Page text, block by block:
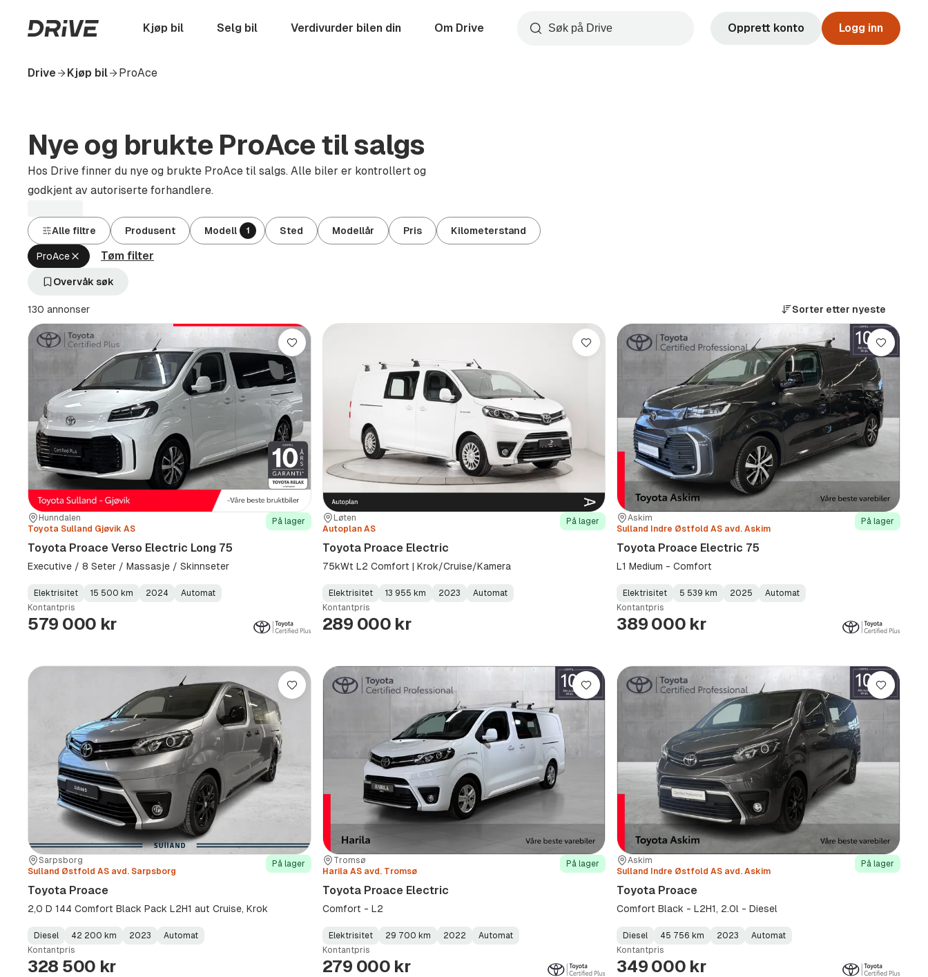
hovedinnhold
Startside Kjøp bil Selg bil Verdivurder bilen din Om Drive Opprett konto Logg inn
Søk
Drive Kjøp bil ProAce
Nye og brukte ProAce til salgs
Hos Drive finner du nye og brukte ProAce til salgs. Alle biler er kontrollert og
godkjent av autoriserte forhandlere.
Alle filtre Produsent Modell 1 Sted Modellår Pris Kilometerstand
ProAce Fjern
aktivt
filter
(Modell)
Tøm filter
Overvåk søk
130 annonser Sorter etter nyeste
Sted:
Hunndalen
Forhandler:
Toyota Sulland Gjøvik AS
På lager
Toyota Proace Verso Electric Long 75
Executive / 8 Seter / Massasje / Skinnseter
Fuel
Type:
Elektrisitet
Kilometerstand:
15 500 km
Model
Year:
2024
Gearbox
Type:
Automat
Kontantpris
579 000 kr
Lagre
Sted:
Løten
Forhandler:
Autoplan AS
På lager
Toyota Proace Electric
75kWt L2 Comfort | Krok/Cruise/Kamera
Fuel
Type:
Elektrisitet
Kilometerstand:
13 955 km
Model
Year:
2023
Gearbox
Type:
Automat
Kontantpris
289 000 kr
Lagre
Sted:
Askim
Forhandler:
Sulland Indre Østfold AS avd. Askim
På lager
Toyota Proace Electric 75
L1 Medium - Comfort
Fuel
Type:
Elektrisitet
Kilometerstand:
5 539 km
Model
Year:
2025
Gearbox
Type:
Automat
Kontantpris
389 000 kr
Lagre
Sted:
Sarpsborg
Forhandler:
Sulland Østfold AS avd. Sarpsborg
På lager
Toyota Proace
2,0 D 144 Comfort Black Pack L2H1 aut Cruise, Krok
Fuel
Type:
Diesel
Kilometerstand:
42 200 km
Model
Year:
2023
Gearbox
Type:
Automat
Kontantpris
328 500 kr
Lagre
Sted:Tromsø
Forhandler:
Harila AS avd. Tromsø
På lager
Toyota Proace Electric
Comfort - L2
Fuel
Type:
Elektrisitet
Kilometerstand:
29 700 km
Model
Year:
2022
Gearbox
Type:
Automat
Kontantpris
279 000 kr
Lagre
Sted:
Askim
Forhandler:
Sulland Indre Østfold AS avd. Askim
På lager
Toyota Proace
Comfort Black - L2H1, 2.0l - Diesel
Fuel
Type:
Diesel
Kilometerstand:
45 756 km
Model
Year:
2023
Gearbox
Type:
Automat
Kontantpris
349 000 kr
Lagre